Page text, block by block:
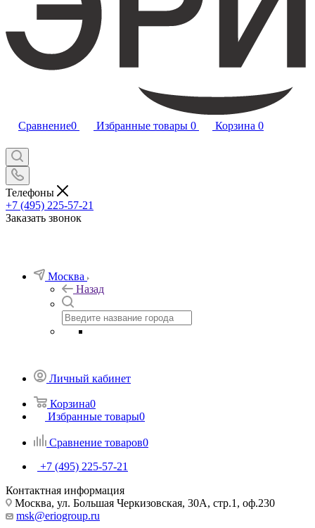
Сравнение0 Избранные товары 0 Корзина 0
Телефоны
+7 (495) 225-57-21
Заказать звонок
Москва
Назад
Личный кабинет
Корзина0
Избранные товары0
Сравнение товаров0
+7 (495) 225-57-21
Контактная информация
Москва, ул. Большая Черкизовская, 30А, стр.1, оф.230
msk@eriogroup.ru